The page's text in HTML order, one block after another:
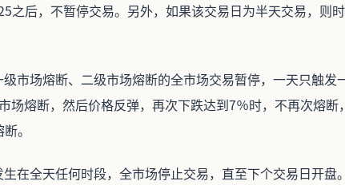
之后，不暂停交易。另外，如果该交易日为半天交易，则
市场熔断、二级市场熔断的全市场交易暂停，一天只触发
场熔断，然后价格反弹，再次下跌达到7％时，不再次熔断
。
在全天任何时段，全市场停止交易，直至下个交易日开盘。